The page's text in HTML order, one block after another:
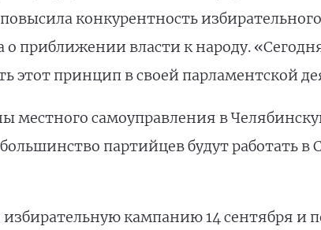
конкурентность
приближении власти к народу.
этот принцип в своей парламентской
местного самоуправления в
партийцев будут работать в
кампанию 14 сентября и